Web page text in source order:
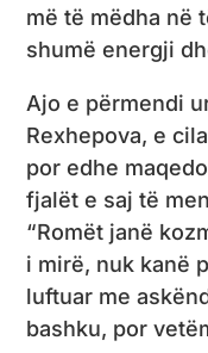
më të mëdha në
shumë energji
Ajo e përmendi
Rexhepova, e
por edhe
fjalët e saj të
“Romët janë
i mirë, nuk kanë
luftuar me
bashku, por